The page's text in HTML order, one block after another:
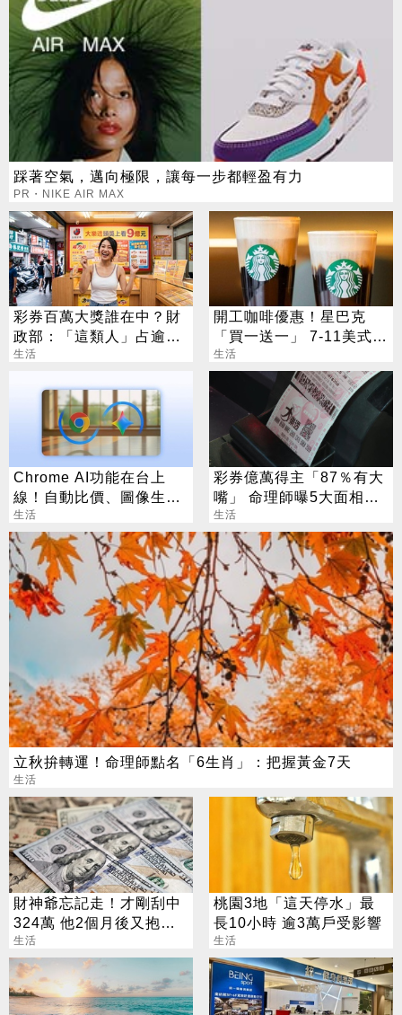
踩著空氣，邁向極限，讓每一步都輕盈有力
PR・NIKE AIR MAX
彩券百萬大獎誰在中？財
政部：「這類人」占逾6
成
生活
開工咖啡優惠！星巴克
「買一送一」 7-11美式買
7送7
生活
Chrome AI功能在台上
線！自動比價、圖像生成
化身最強助理
生活
彩券億萬得主「87％有大
嘴」 命理師曝5大面相：
看1部位就知
生活
立秋拚轉運！命理師點名「6生肖」：把握黃金7天
生活
財神爺忘記走！才剛刮中
324萬 他2個月後又抱回
3243萬
生活
桃園3地「這天停水」最
長10小時 逾3萬戶受影響
生活